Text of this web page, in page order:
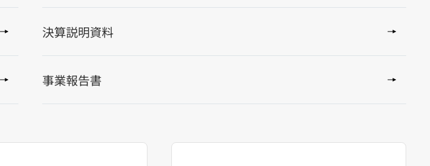
決算説明資料
事業報告書